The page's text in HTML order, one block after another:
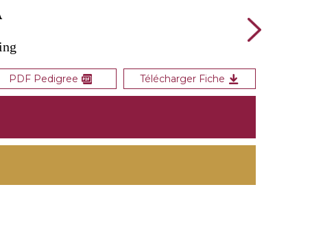
PDF Pedigree Télécharger Fiche